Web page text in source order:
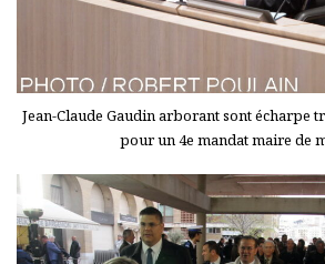
Jean-Claude Gaudin arborant sont écharpe
pour un 4e mandat maire de